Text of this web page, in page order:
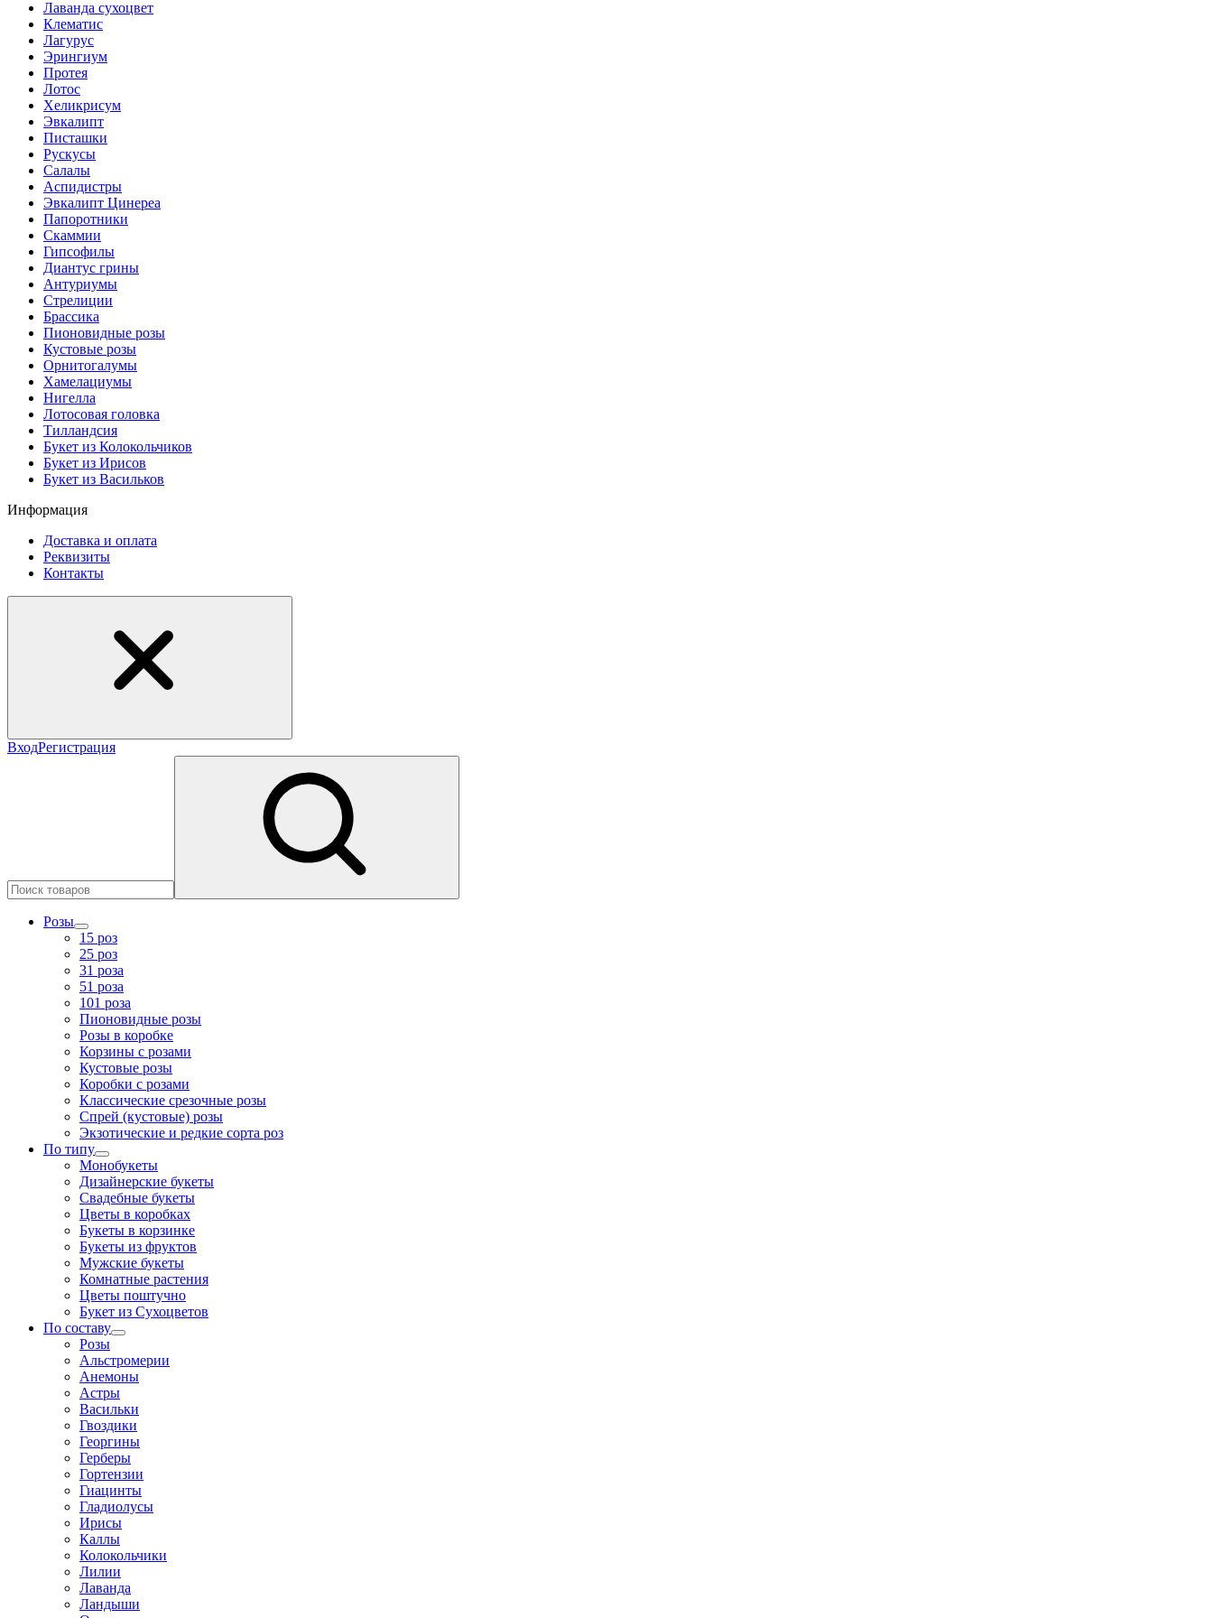
Лаванда сухоцвет
Клематис
Лагурус
Эрингиум
Протея
Лотос
Хеликрисум
Эвкалипт
Писташки
Рускусы
Салалы
Аспидистры
Эвкалипт Цинереа
Папоротники
Скаммии
Гипсофилы
Диантус грины
Антуриумы
Стрелиции
Брассика
Пионовидные розы
Кустовые розы
Орнитогалумы
Хамелациумы
Нигелла
Лотосовая головка
Тилландсия
Букет из Колокольчиков
Букет из Ирисов
Букет из Васильков
Информация
Доставка и оплата
Реквизиты
Контакты
ВходРегистрация
Розы
15 роз
25 роз
31 роза
51 роза
101 роза
Пионовидные розы
Розы в коробке
Корзины с розами
Кустовые розы
Коробки с розами
Классические срезочные розы
Спрей (кустовые) розы
Экзотические и редкие сорта роз
По типу
Монобукеты
Дизайнерские букеты
Свадебные букеты
Цветы в коробках
Букеты в корзинке
Букеты из фруктов
Мужские букеты
Комнатные растения
Цветы поштучно
Букет из Сухоцветов
По составу
Розы
Альстромерии
Анемоны
Астры
Васильки
Гвоздики
Георгины
Герберы
Гортензии
Гиацинты
Гладиолусы
Ирисы
Каллы
Колокольчики
Лилии
Лаванда
Ландыши